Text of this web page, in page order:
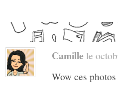
Camille le
Wow ces